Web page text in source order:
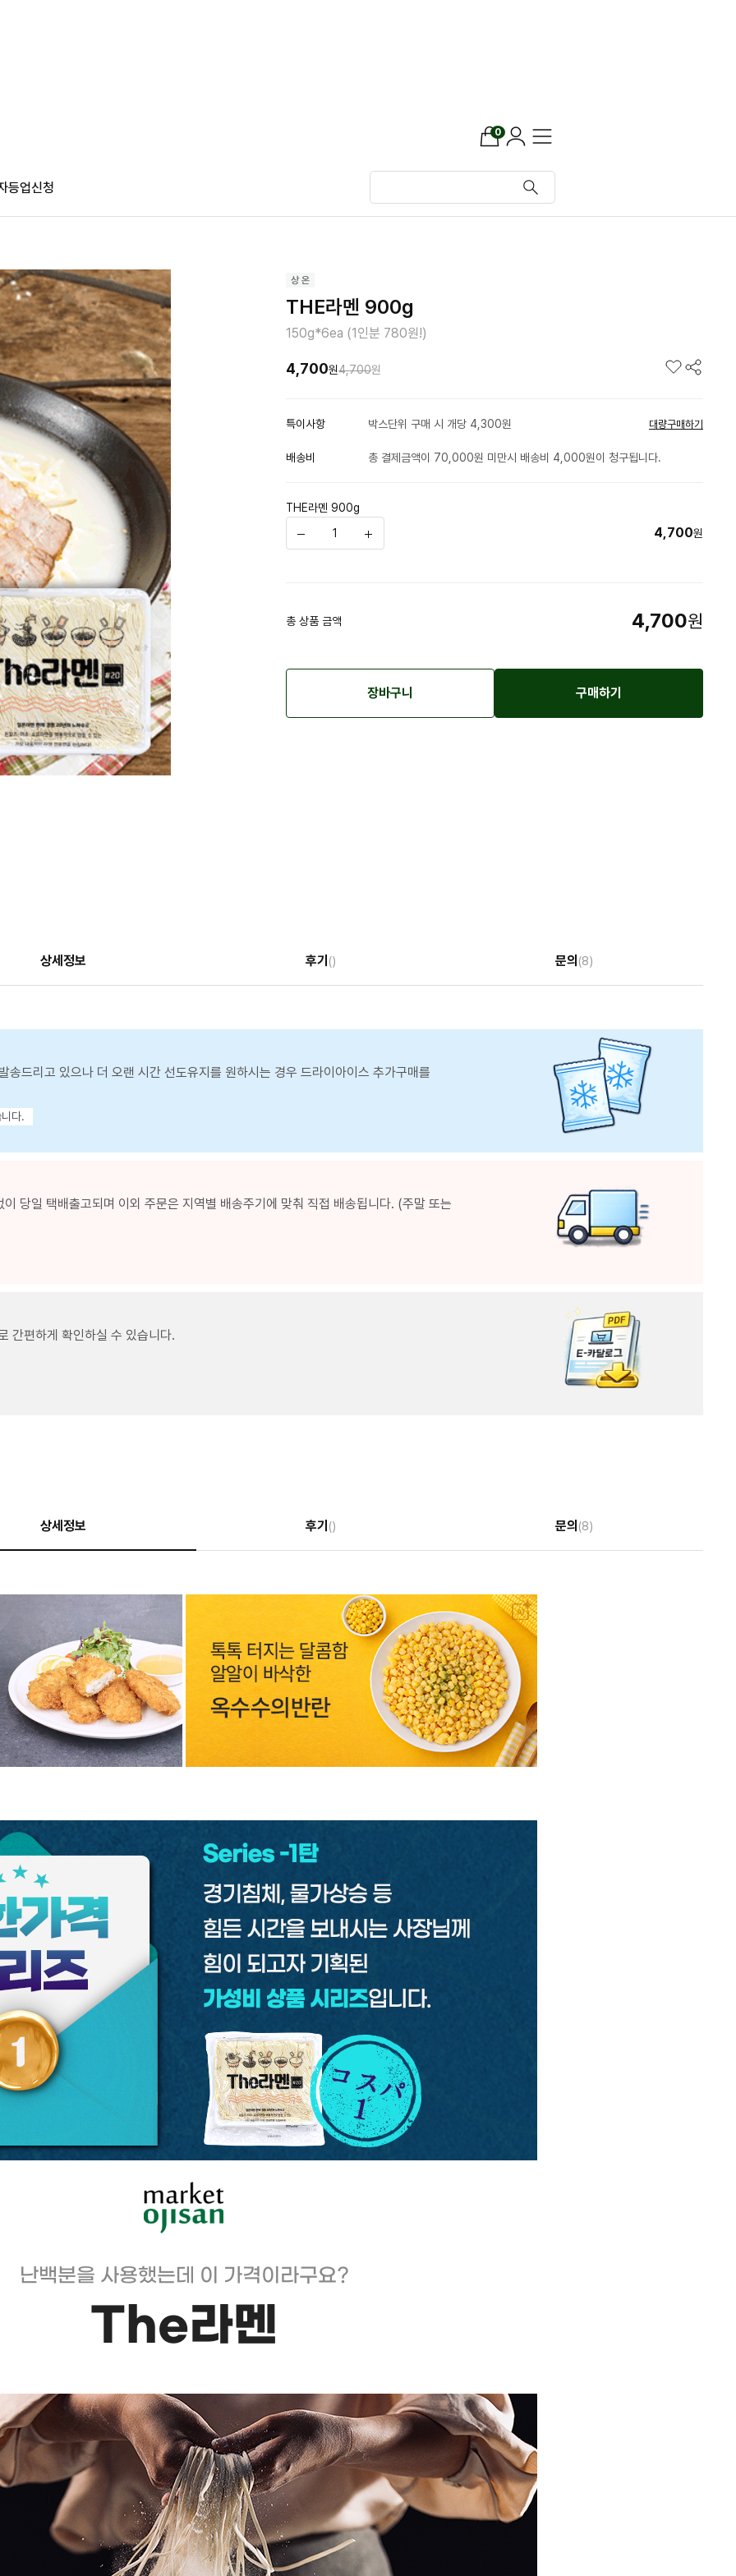
0
등업신청
THE라멘 900g
150g*6ea (1인분 780원!)
4,700원4,700원
특이사항 박스단위 구매 시 개당 4,300원 대량구매하기
배송비 총 결제금액이 70,000원 미만시 배송비 4,000원이 청구됩니다.
THE라멘 900g
4,700원
총 상품 금액 4,700원
장바구니 구매하기
상세정보 후기 () 문의 (8)
드리고 있으나 더 오랜 시간 선도유지를 원하시는 경우 드라이아이스 추가구매를
다.
당일 택배출고되며 이외 주문은 지역별 배송주기에 맞춰 직접 배송됩니다. (주말 또는
간편하게 확인하실 수 있습니다.
상세정보 후기 () 문의 (8)
난백분을 사용했는데 이 가격이라구요?
The라멘